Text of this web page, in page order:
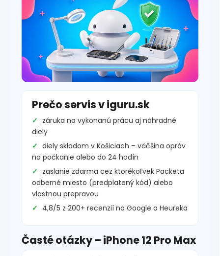
Prečo servis v iguru.sk
záruka na vykonanú prácu aj náhradné
diely
diely skladom v Košiciach – väčšina opráv
na počkanie alebo do 24 hodín
zaslanie zdarma cez ktorékoľvek Packeta
odberné miesto (predplatený kód) alebo
vlastnou prepravou
4,8/5 z 200+ recenzií na Google a Heureka
Časté otázky – iPhone 12 Pro Max